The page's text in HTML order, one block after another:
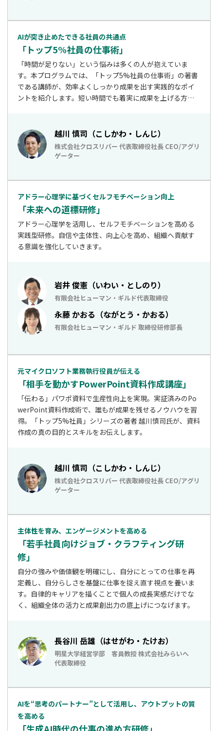
AIが突き止めたできる社員の共通点
「トップ5%社員の仕事術」
「時間が足りない」という悩みは多くの人が抱えていま
す。本プログラムでは、「トップ5%社員の仕事術」の著書
である講師が、効率よくしっかり成果を出す実践的なポイ
ントを紹介します。短い時間でも着実に成果を上げる方法
越川 慎司（こしかわ・しんじ）
株式会社クロスリバー 代表取締役社長 CEO/アグリ
ゲーター
アドラー⼼理学に基づくセルフモチベーション向上
「未来への道標研修」
アドラー心理学を活用し、セルフモチベーションを高める
実践型研修。自信や主体性、向上心を高め、組織へ貢献す
る意識を強化していきます。
岩井 俊憲（いわい・としのり）
有限会社ヒューマン・ギルド代表取締役
永藤 かおる（ながとう・かおる）
有限会社ヒューマン・ギルド 取締役研修部長
元マイクロソフト業務執行役員が伝える
「相手を動かすPowerPoint資料作成講座」
「伝わる」パワポ資料で生産性向上を実現。実証済みのPo
werPoint資料作成術で、誰もが成果を残せるノウハウを習
得。「トップ5%社員」シリーズの著者 越川慎司氏が、資料
作成の真の目的とスキルをお伝えします。
越川 慎司（こしかわ・しんじ）
株式会社クロスリバー 代表取締役社長 CEO/アグリ
ゲーター
主体性を育み、エンゲージメントを高める
「若手社員向けジョブ・クラフティング研
修」
自分の強みや価値観を明確にし、自分にとっての仕事を再
定義し、自分らしさを基盤に仕事を捉え直す視点を養いま
す。自律的キャリアを描くことで個人の成長実感だけでな
く、組織全体の活力と成果創出力の底上げにつなげます。
長谷川 岳雄（はせがわ・たけお）
明星大学経営学部 客員教授 株式会社みらいへ
代表取締役
AIを“思考のパートナー”として活用し、アウトプットの質
を高める